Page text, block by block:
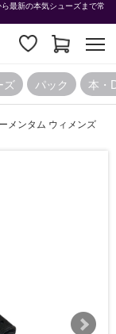
最新の本気シューズまで常
ズ パック 本・
メンタム ウィメンズ